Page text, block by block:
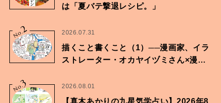
は「夏バテ撃退レシピ。」
No.2 2026.07.31
描くこと書くこと（1）──漫画家、イラ
ストレーター・オカヤイヅミさん×漫画
No.
3 2026.08.01
【真木あかりの九星気学占い】2026年8